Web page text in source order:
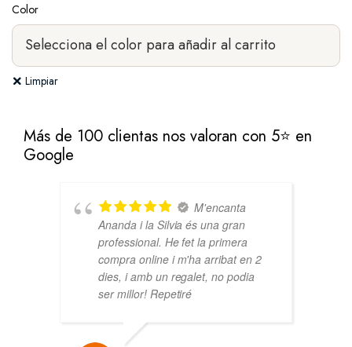
Color
Limpiar
Más de 100 clientas nos valoran con 5⭐ en
Google
M'encanta
Ananda i la Silvia és una gran
professional. He fet la primera
compra online i m'ha arribat en 2
dies, i amb un regalet, no podia
ser millor! Repetiré